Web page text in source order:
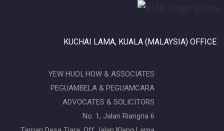
KUCHAI LAMA, KUALA (MALAYSIA) OFFICE
YEW HUOI, HOW & ASSOCIATES
PEGUAMBELA & PEGUAMCARA
ADVOCATES & SOLICITORS
No. 1, Jalan Riangria 6